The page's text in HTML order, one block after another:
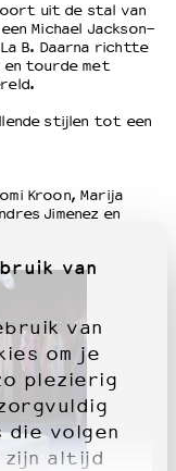
van
van
om je
plezierig
die volgen
zijn altijd
uit de stal van
Michael Jackson-
B. Daarna richtte
en tourde met
stijlen tot een
Kroon, Marija
Jimenez en